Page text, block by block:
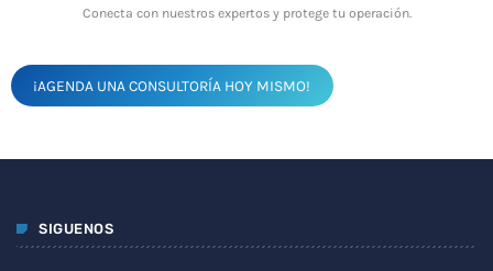
Conecta con nuestros expertos y protege tu operación.
¡AGENDA UNA CONSULTORÍA HOY MISMO!
SIGUENOS